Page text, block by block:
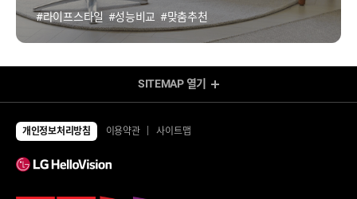
#라이프스타일 #성능비교 #맞춤추천
전체상품
에어컨
TV
SITEMAP열기
개인정보처리방침 이용약관 사이트맵